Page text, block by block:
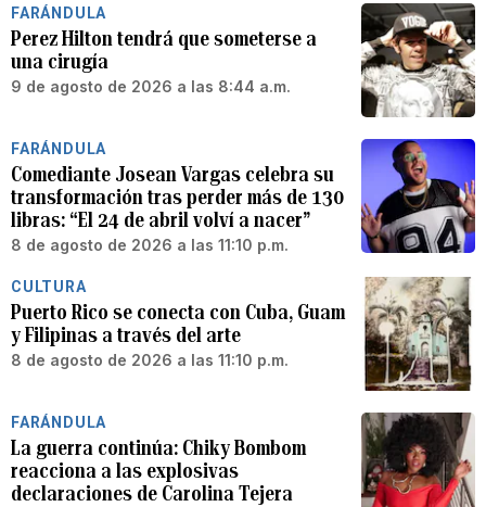
FARÁNDULA
Perez Hilton tendrá que someterse a
una cirugía
9 de agosto de 2026 a las 8:44 a.m.
FARÁNDULA
Comediante Josean Vargas celebra su
transformación tras perder más de 130
libras: “El 24 de abril volví a nacer”
8 de agosto de 2026 a las 11:10 p.m.
CULTURA
Puerto Rico se conecta con Cuba, Guam
y Filipinas a través del arte
8 de agosto de 2026 a las 11:10 p.m.
FARÁNDULA
La guerra continúa: Chiky Bombom
reacciona a las explosivas
declaraciones de Carolina Tejera